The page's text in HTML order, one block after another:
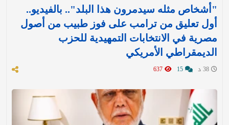
"أشخاص مثله سيدمرون هذا البلد".. بالفيديو..
أول تعليق من ترامب على فوز طبيب من أصول
مصرية في الانتخابات التمهيدية للحزب
الديمقراطي الأمريكي